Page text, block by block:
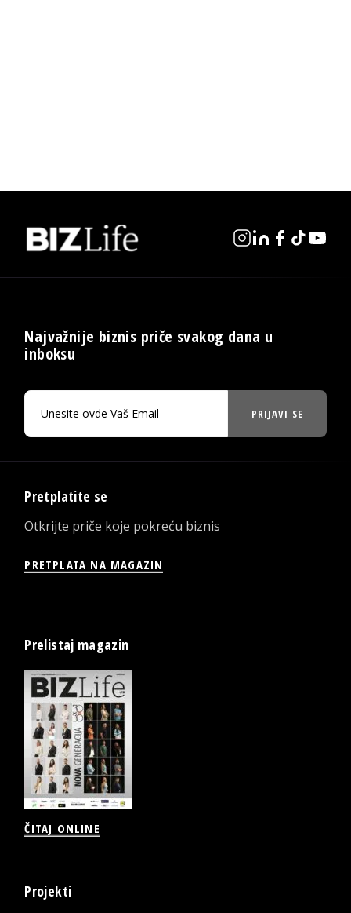
Najvažnije biznis priče svakog dana u
inboksu
PRIJAVI SE
Pretplatite se
Otkrijte priče koje pokreću biznis
PRETPLATA NA MAGAZIN
Prelistaj magazin
ČITAJ ONLINE
Projekti